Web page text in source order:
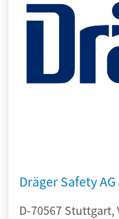
Dräger Safety AG
D-70567 Stuttgart,